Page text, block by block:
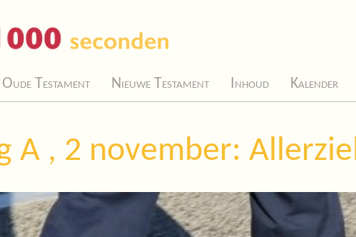
Oude Testament Nieuwe Testament Inhoud Kalender
A , 2 november: